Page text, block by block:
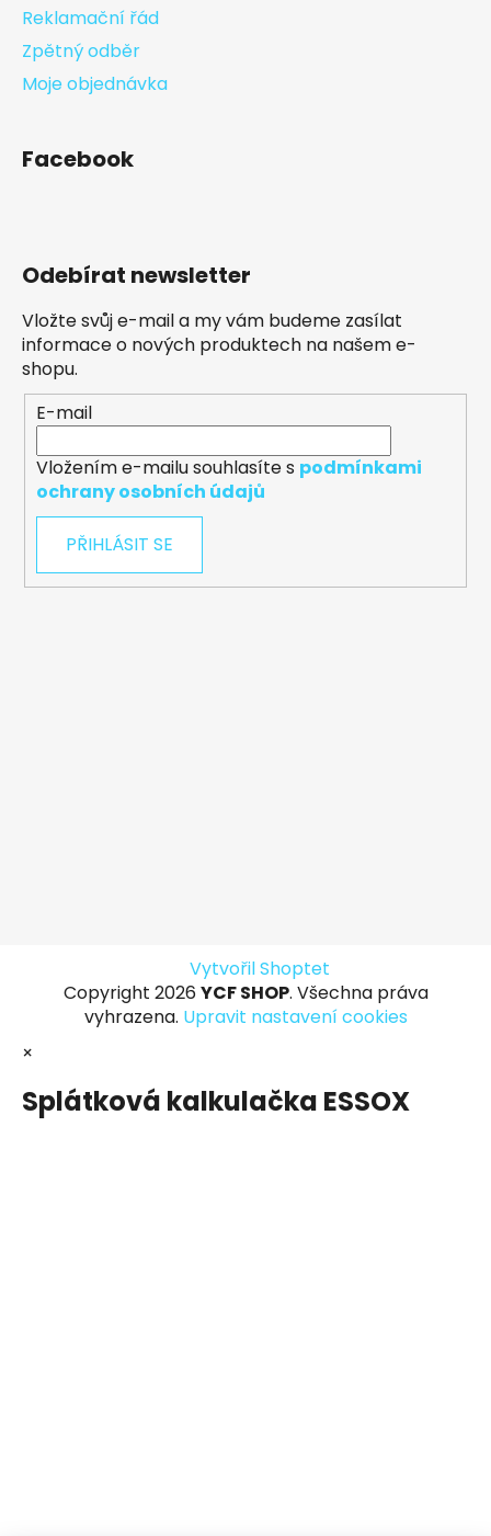
Reklamační řád
Zpětný odběr
Moje objednávka
Facebook
Odebírat newsletter
Vložte svůj e-mail a my vám budeme zasílat
informace o nových produktech na našem e-
shopu.
E-mail
Vložením e-mailu souhlasíte s podmínkami
ochrany osobních údajů
PŘIHLÁSIT SE
Vytvořil Shoptet
Copyright 2026 YCF SHOP. Všechna práva
vyhrazena. Upravit nastavení cookies
×
Splátková kalkulačka ESSOX